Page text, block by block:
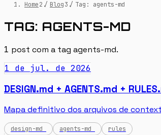
Home / Blog / Tag: agents-md
TAG: AGENTS-MD
1 post com a tag agents-md.
1 de jul. de 2026
DESIGN.md + AGENTS.md +
Mapa definitivo dos arquivos de contexto
design-md agents-md rules